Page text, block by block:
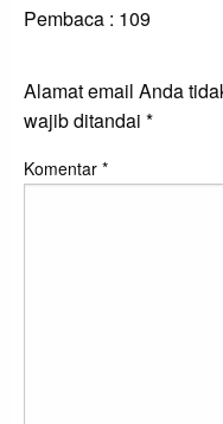
Pembaca : 109
Alamat email Anda
wajib ditandai *
Komentar *